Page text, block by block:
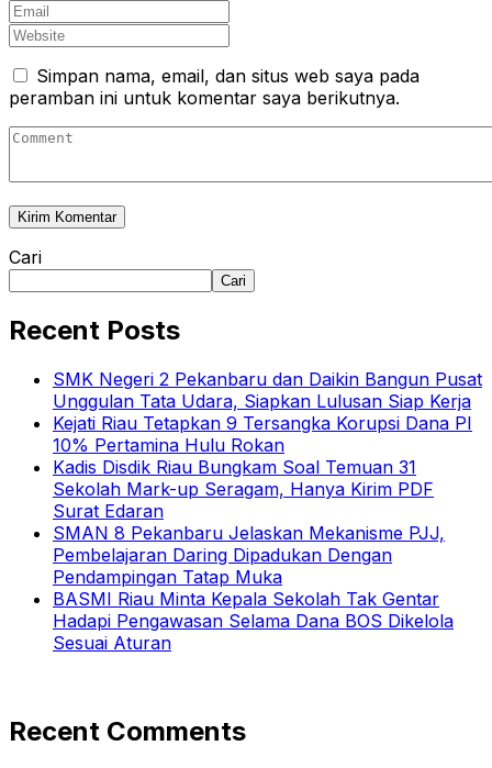
Simpan nama, email, dan situs web saya pada
peramban ini untuk komentar saya berikutnya.
Cari
Cari
Recent Posts
SMK Negeri 2 Pekanbaru dan Daikin Bangun Pusat
Unggulan Tata Udara, Siapkan Lulusan Siap Kerja
Kejati Riau Tetapkan 9 Tersangka Korupsi Dana PI
10% Pertamina Hulu Rokan
Kadis Disdik Riau Bungkam Soal Temuan 31
Sekolah Mark-up Seragam, Hanya Kirim PDF
Surat Edaran
SMAN 8 Pekanbaru Jelaskan Mekanisme PJJ,
Pembelajaran Daring Dipadukan Dengan
Pendampingan Tatap Muka
BASMI Riau Minta Kepala Sekolah Tak Gentar
Hadapi Pengawasan Selama Dana BOS Dikelola
Sesuai Aturan
Recent Comments